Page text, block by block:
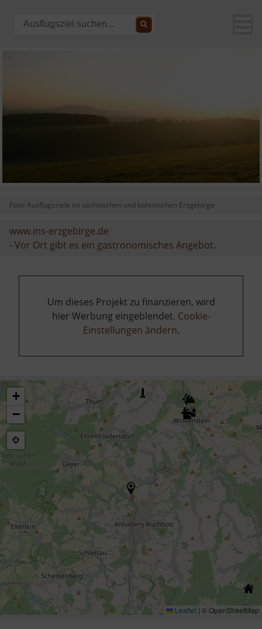
Foto: Ausflugsziele im sächsischen und böhmischen Erzgebirge
www.ins-erzgebirge.de
-Vor Ort gibt es ein gastronomisches Angebot.
Um dieses Projekt zu finanzieren, wird
hier Werbung eingeblendet. Cookie-
Einstellungen ändern.
+
−
Leaflet | © OpenStreetMap